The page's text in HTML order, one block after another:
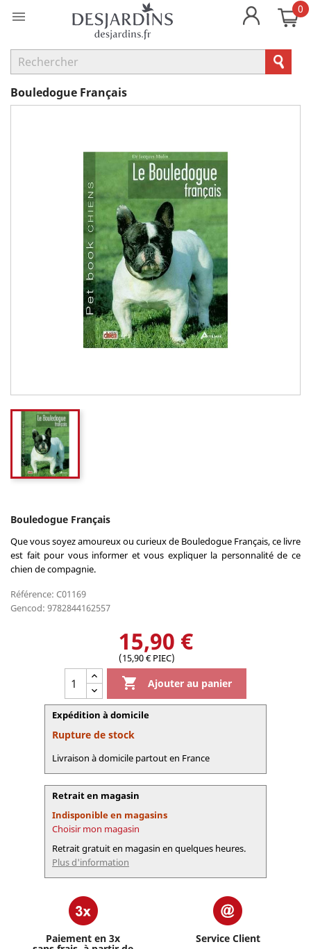
 0
Bouledogue Français
Bouledogue Français
Que vous soyez amoureux ou curieux de Bouledogue Français, ce livre
est fait pour vous informer et vous expliquer la personnalité de ce
chien de compagnie.
Référence: C01169
Gencod: 9782844162557
15,90 €
(15,90 € PIEC)
 Ajouter au panier
Expédition à domicile
Rupture de stock
Livraison à domicile partout en France
Retrait en magasin
Indisponible en magasins
Choisir mon magasin
Retrait gratuit en magasin en quelques heures.
Plus d'information
Paiement en 3x Service Client